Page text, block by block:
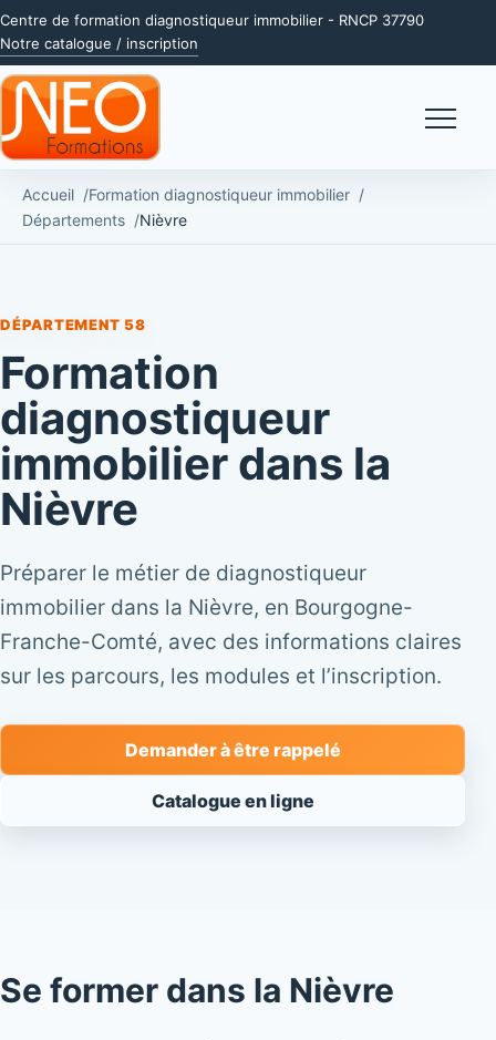
Centre de formation diagnostiqueur immobilier - RNCP 37790
Notre catalogue / inscription
Accueil
Formation diagnostiqueur immobilier
Départements
Nièvre
DÉPARTEMENT 58
Formation
diagnostiqueur
immobilier dans la
Nièvre
Préparer le métier de diagnostiqueur
immobilier dans la Nièvre, en Bourgogne-
Franche-Comté, avec des informations claires
sur les parcours, les modules et l’inscription.
Demander à être rappelé
Catalogue en ligne
Se former dans la Nièvre